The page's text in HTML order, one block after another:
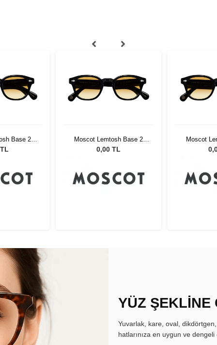
Base 2
Fade
Moscot Lemtosh Base 2
Sun Black 46 Chestnut Fade
0,00 TL
Moscot
Sun Black
YÜZ ŞEKLİNE
Yuvarlak, kare, oval,
hatlarınıza en uygun ve